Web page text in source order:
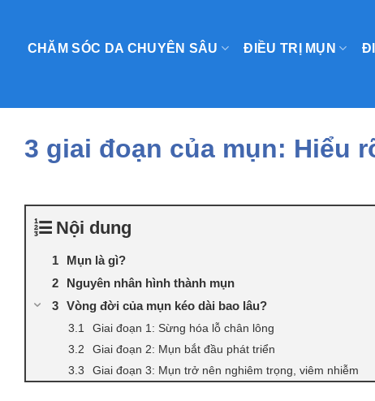
contentCHĂM SÓC DA CHUYÊN SÂU ĐIỀU TRỊ MỤN
3 giai đoạn của mụn: Hiểu
Nội dung
Mụn là gì?
Nguyên nhân hình thành mụn
Vòng đời của mụn kéo dài bao lâu?
Giai đoạn 1: Sừng hóa lỗ chân lông
Giai đoạn 2: Mụn bắt đầu phát triển
Giai đoạn 3: Mụn trở nên nghiêm trọng, viêm nhiễm